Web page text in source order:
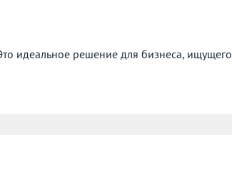
идеальное решение для бизнеса, ищущего